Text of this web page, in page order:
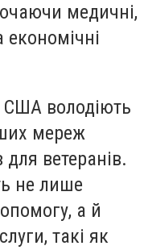
медичні,
економічні
США володіють
мереж
ветеранів.
не лише
а й
такі як